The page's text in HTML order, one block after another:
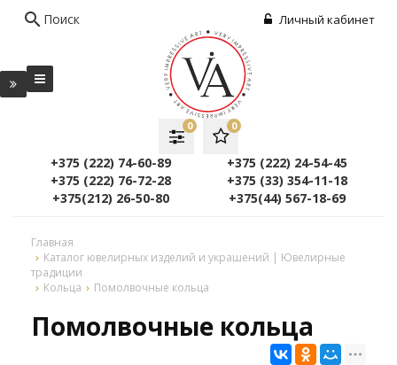
0
0
search Поиск
+375 (222) 74-60-89
+375 (222) 24-54-45
+375 (222) 76-72-28
+375 (33) 354-11-18
+375(212) 26-50-80
+375(44) 567-18-69
Личный кабинет
Главная
Каталог ювелирных изделий и украшений | Ювелирные
традиции
Кольца
Помолвочные кольца
Помолвочные кольца